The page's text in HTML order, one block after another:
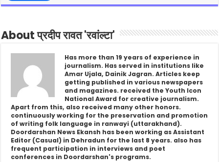
About प्रदीप रावत 'रवांल्टा'
Has more than 19 years of experience in
journalism. Has served in institutions like
Amar Ujala, Dainik Jagran. Articles keep
getting published in various newspapers
and magazines. received the Youth Icon
National Award for creative journalism.
Apart from this, also received many other honors.
continuously working for the preservation and promotion
of writing folk language in ranwayi (uttarakhand).
Doordarshan News Ekansh has been working as Assistant
Editor (Casual) in Dehradun for the last 8 years. also has
frequent participation in interviews and poet
conferences in Doordarshan's programs.